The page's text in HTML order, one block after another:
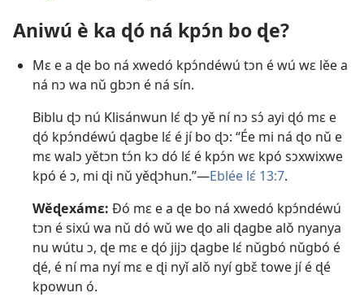
Aniwú è ka ɖó ná kpɔ́n bo ɖe?
Mɛ e a ɖe bo ná xwedó kpɔ́ndéwú tɔn é wú wɛ lěe a
ná nɔ wa nǔ gbɔn é ná sín.
Biblu ɖɔ nú Klisánwun lɛ́ ɖɔ yě ní nɔ sɔ́ ayi ɖó mɛ e
ɖó kpɔ́ndéwú ɖagbe lɛ́ é jí bo ɖɔ: “Ée mi ná ɖo nǔ e
mɛ walɔ yětɔn tɔ́n kɔ dó lɛ́ é kpɔ́n wɛ kpó sɔxwixwe
kpó é ɔ, mi ɖi nǔ yěɖɔhun.”—Eblée lɛ́ 13:7.
Wěɖexámɛ: Ðó mɛ e a ɖe bo ná xwedó kpɔ́ndéwú
tɔn é sixú wa nǔ dó wǔ we ɖo ali ɖagbe alǒ nyanya
nu wútu ɔ, ɖe mɛ e ɖó jijɔ ɖagbe lɛ́ nǔgbó nǔgbó é
ɖé, é ní ma nyí mɛ e ɖi nyǐ alǒ nyí gbɛ̌ towe jí é ɖé
kpowun ó.